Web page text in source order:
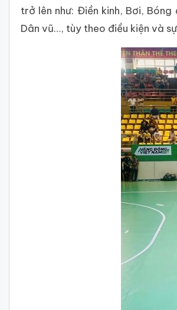
trở lên như: Điền kinh, Bơi,
Dân vũ…, tùy theo điều kiện và